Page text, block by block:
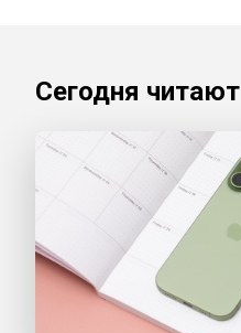
Сегодня читают